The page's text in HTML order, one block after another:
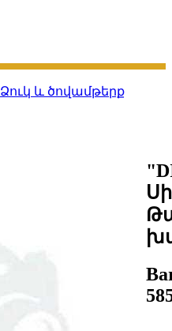
Ձուկ և ծովամթերք